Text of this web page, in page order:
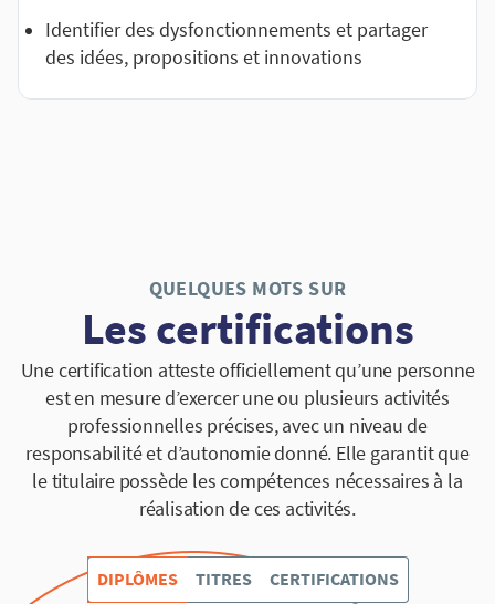
Identifier des dysfonctionnements et partager
des idées, propositions et innovations
QUELQUES MOTS SUR
Les certifications
Une certification atteste officiellement qu’une personne
est en mesure d’exercer une ou plusieurs activités
professionnelles précises, avec un niveau de
responsabilité et d’autonomie donné. Elle garantit que
le titulaire possède les compétences nécessaires à la
réalisation de ces activités.
DIPLÔMES TITRES CERTIFICATIONS